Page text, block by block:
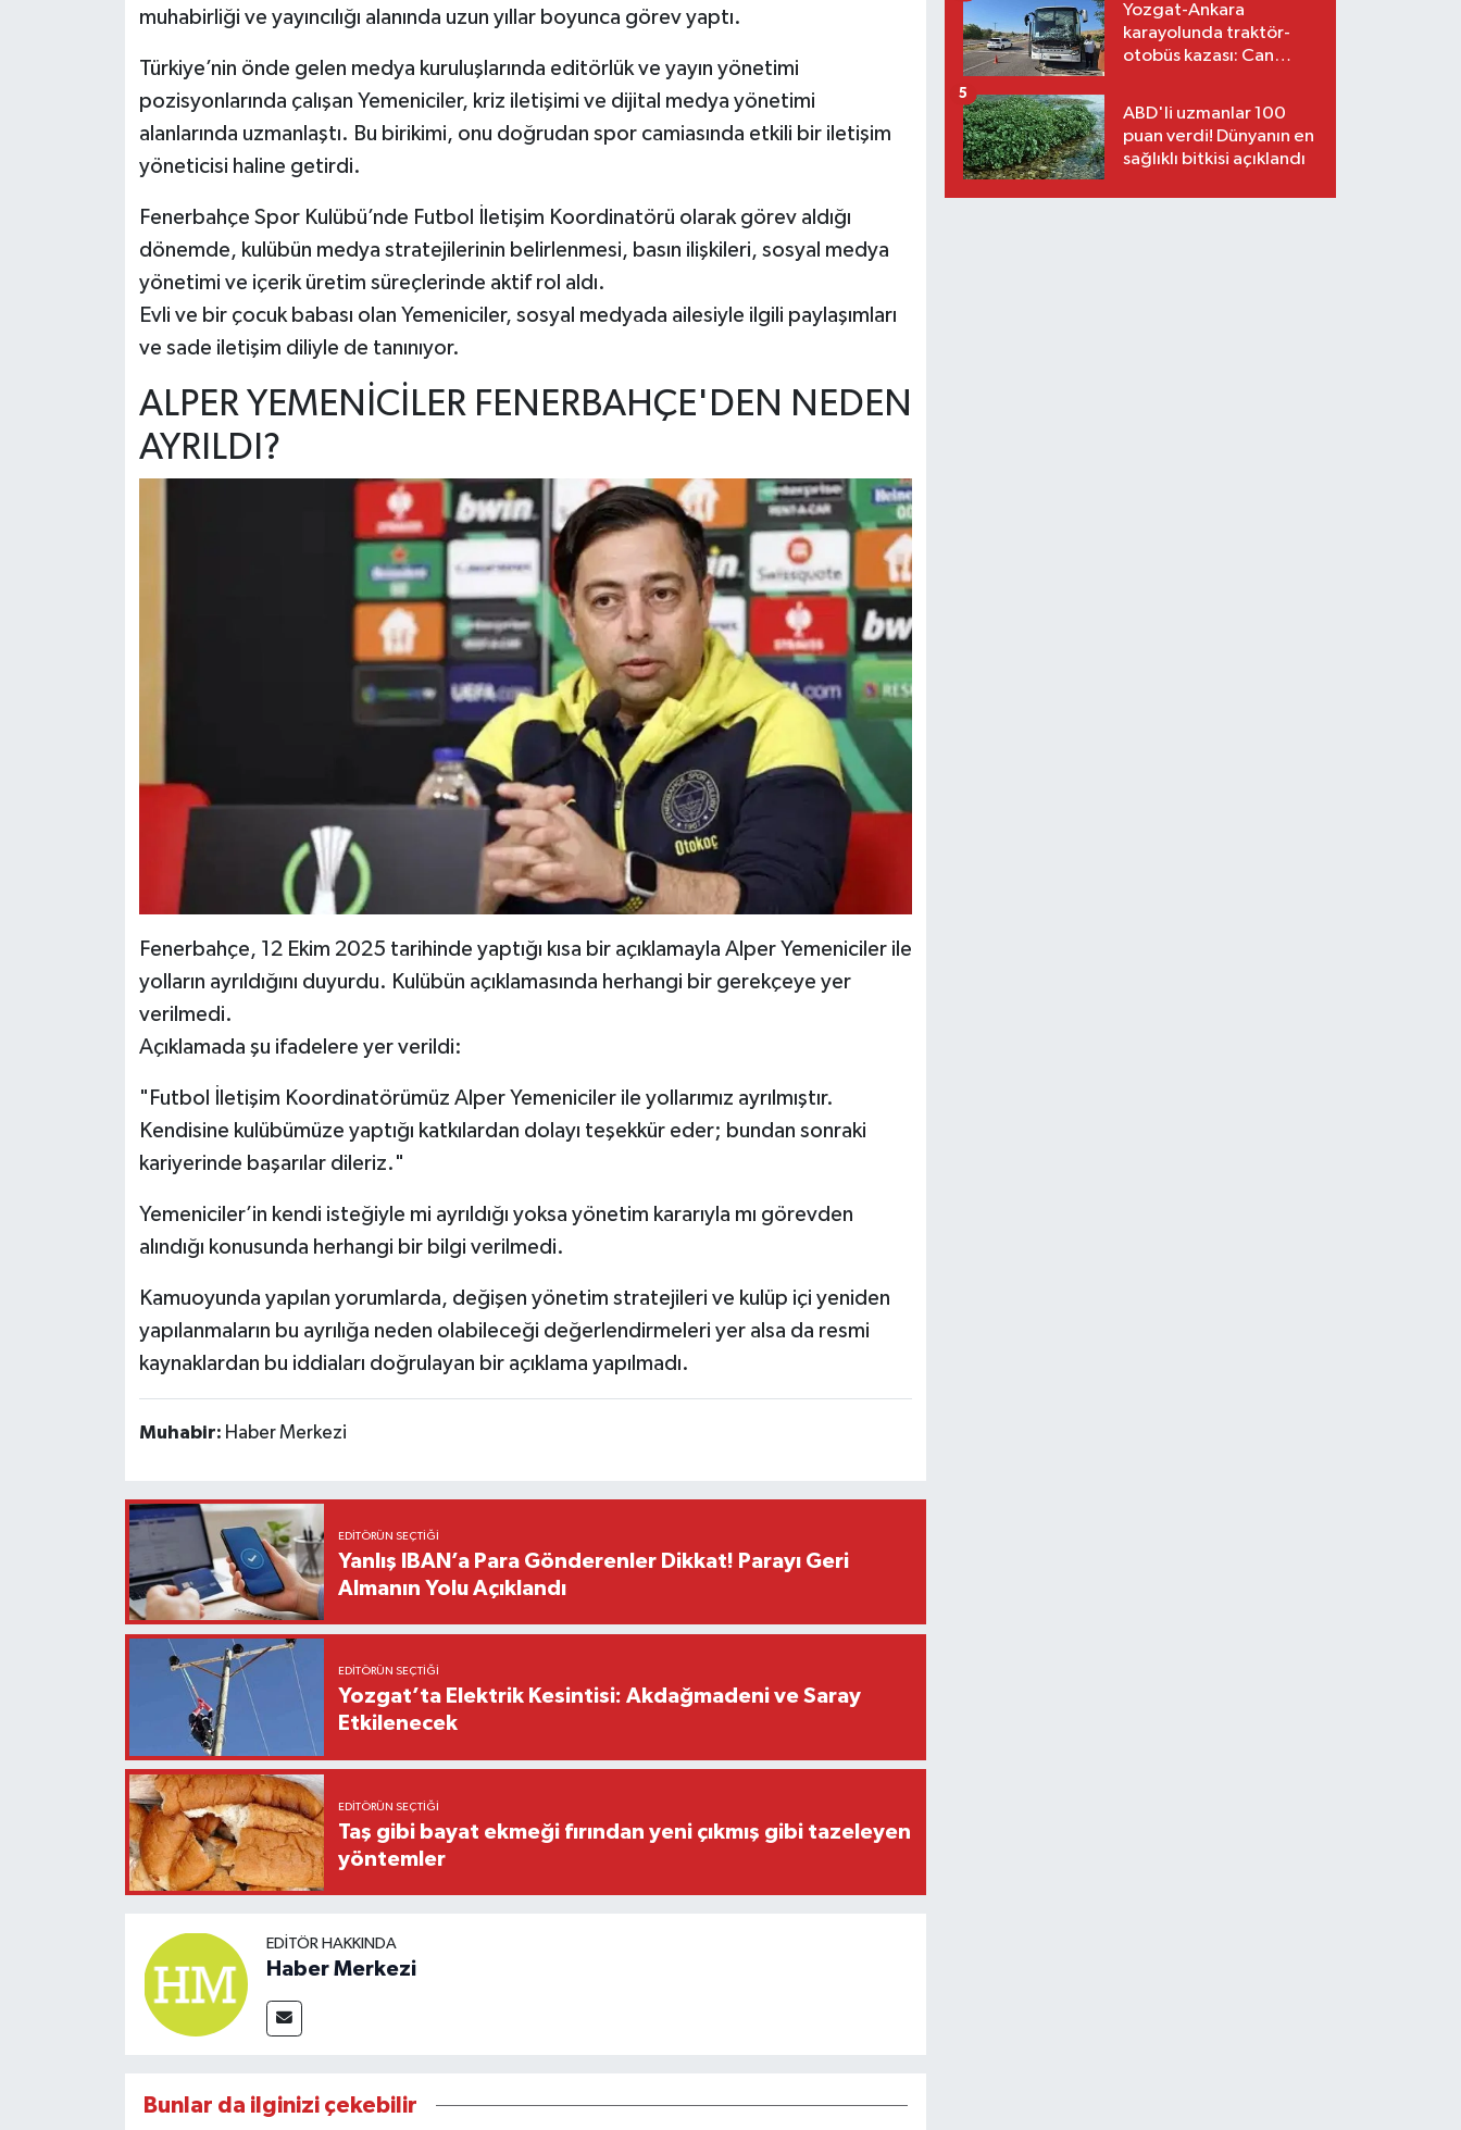
muhabirliği ve yayıncılığı alanında uzun yıllar boyunca görev yaptı.
Türkiye’nin önde gelen medya kuruluşlarında editörlük ve yayın yönetimi
pozisyonlarında çalışan Yemeniciler, kriz iletişimi ve dijital medya yönetimi
alanlarında uzmanlaştı. Bu birikimi, onu doğrudan spor camiasında etkili bir iletişim
yöneticisi haline getirdi.
Fenerbahçe Spor Kulübü’nde Futbol İletişim Koordinatörü olarak görev aldığı
dönemde, kulübün medya stratejilerinin belirlenmesi, basın ilişkileri, sosyal medya
yönetimi ve içerik üretim süreçlerinde aktif rol aldı.
Evli ve bir çocuk babası olan Yemeniciler, sosyal medyada ailesiyle ilgili paylaşımları
ve sade iletişim diliyle de tanınıyor.
ALPER YEMENİCİLER FENERBAHÇE'DEN NEDEN
AYRILDI?
Fenerbahçe, 12 Ekim 2025 tarihinde yaptığı kısa bir açıklamayla Alper Yemeniciler ile
yolların ayrıldığını duyurdu. Kulübün açıklamasında herhangi bir gerekçeye yer
verilmedi.
Açıklamada şu ifadelere yer verildi:
"Futbol İletişim Koordinatörümüz Alper Yemeniciler ile yollarımız ayrılmıştır.
Kendisine kulübümüze yaptığı katkılardan dolayı teşekkür eder; bundan sonraki
kariyerinde başarılar dileriz."
Yemeniciler’in kendi isteğiyle mi ayrıldığı yoksa yönetim kararıyla mı görevden
alındığı konusunda herhangi bir bilgi verilmedi.
Kamuoyunda yapılan yorumlarda, değişen yönetim stratejileri ve kulüp içi yeniden
yapılanmaların bu ayrılığa neden olabileceği değerlendirmeleri yer alsa da resmi
kaynaklardan bu iddiaları doğrulayan bir açıklama yapılmadı.
Muhabir: Haber Merkezi
EDITÖRÜN SEÇTIĞI
Yanlış IBAN’a Para Gönderenler Dikkat! Parayı Geri
Almanın Yolu Açıklandı
EDITÖRÜN SEÇTIĞI
Yozgat’ta Elektrik Kesintisi: Akdağmadeni ve Saray
Etkilenecek
EDITÖRÜN SEÇTIĞI
Taş gibi bayat ekmeği fırından yeni çıkmış gibi tazeleyen
yöntemler
EDITÖR HAKKINDA
Haber Merkezi
Bunlar da ilginizi çekebilir
Yozgat-Ankara
karayolunda traktör-
otobüs kazası: Can
ABD'li uzmanlar 100
puan verdi! Dünyanın en
sağlıklı bitkisi açıklandı
5